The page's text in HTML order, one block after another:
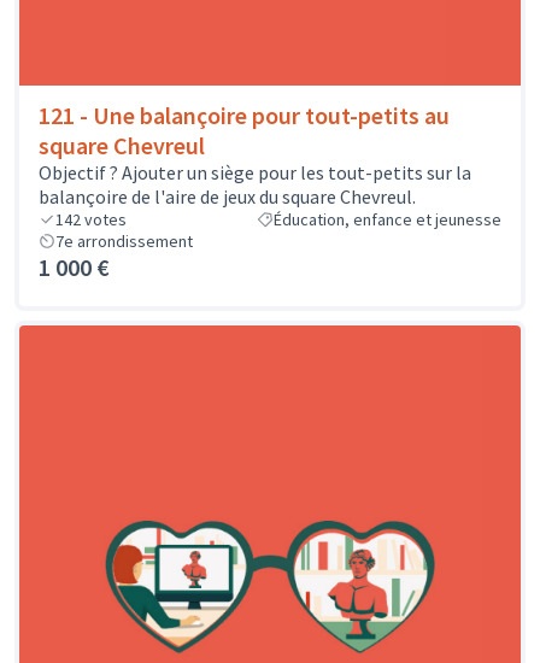
121 - Une balançoire pour tout-petits au
square Chevreul
Objectif ? Ajouter un siège pour les tout-petits sur la
balançoire de l'aire de jeux du square Chevreul.
142votes
Éducation, enfance et jeunesse
7e arrondissement
1 000 €